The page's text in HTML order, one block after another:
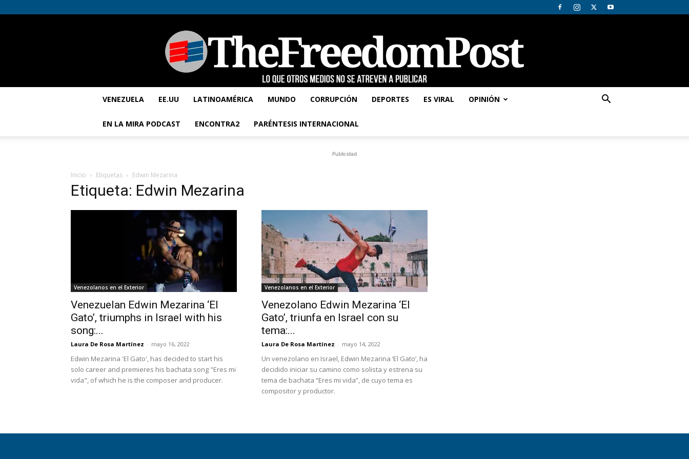
TheFreedomPost
VENEZUELA EE.UU LATINOAMÉRICA MUNDO CORRUPCIÓN DEPORTES ES VIRAL OPINIÓN
EN LA MIRA PODCAST ENCONTRA2 PARÉNTESIS INTERNACIONAL
Publicidad
Inicio Etiquetas Edwin Mezarina
Etiqueta: Edwin Mezarina
Venezolanos en el Exterior
Venezuelan Edwin Mezarina ‘El
Gato’, triumphs in Israel with his
song:...
Laura De Rosa Martínez - mayo 16, 2022
Edwin Mezarina 'El Gato', has decided to start his
solo career and premieres his bachata song "Eres mi
vida", of which he is the composer and producer.
Venezolanos en el Exterior
Venezolano Edwin Mezarina ‘El
Gato’, triunfa en Israel con su
tema:...
Laura De Rosa Martínez - mayo 14, 2022
Un venezolano en Israel, Edwin Mezarina ‘El Gato’, ha
decidido iniciar su camino como solista y estrena su
tema de bachata “Eres mi vida”, de cuyo tema es
compositor y productor.